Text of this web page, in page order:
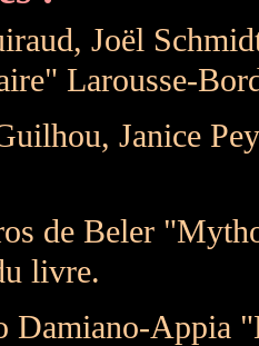
Joël
Larousse-
Janice
de Beler
livre.
Damiano-Appia